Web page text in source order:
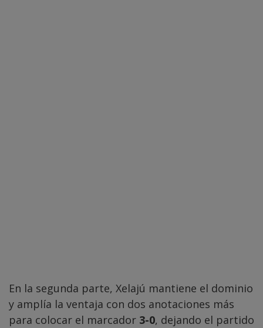
En la segunda parte, Xelajú mantiene el dominio
y amplía la ventaja con dos anotaciones más
para colocar el marcador 3-0, dejando el partido